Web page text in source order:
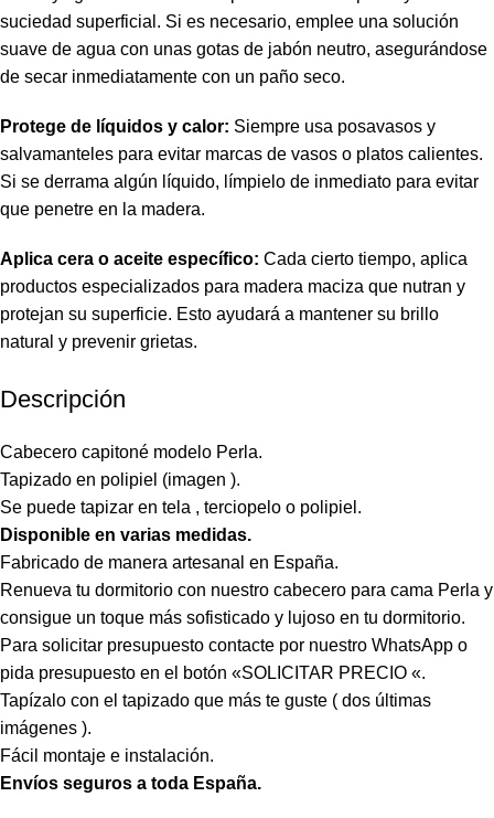
suciedad superficial. Si es necesario, emplee una solución
suave de agua con unas gotas de jabón neutro, asegurándose
de secar inmediatamente con un paño seco.
Protege de líquidos y calor: Siempre usa posavasos y
salvamanteles para evitar marcas de vasos o platos calientes.
Si se derrama algún líquido, límpielo de inmediato para evitar
que penetre en la madera.
Aplica cera o aceite específico: Cada cierto tiempo, aplica
productos especializados para madera maciza que nutran y
protejan su superficie. Esto ayudará a mantener su brillo
natural y prevenir grietas.
Descripción
Cabecero capitoné modelo Perla.
Tapizado en polipiel (imagen ).
Se puede tapizar en tela , terciopelo o polipiel.
Disponible en varias medidas.
Fabricado de manera artesanal en España.
Renueva tu dormitorio con nuestro cabecero para cama Perla y
consigue un toque más sofisticado y lujoso en tu dormitorio.
Para solicitar presupuesto contacte por nuestro WhatsApp o
pida presupuesto en el botón «SOLICITAR PRECIO «.
Tapízalo con el tapizado que más te guste ( dos últimas
imágenes ).
Fácil montaje e instalación.
Envíos seguros a toda España.